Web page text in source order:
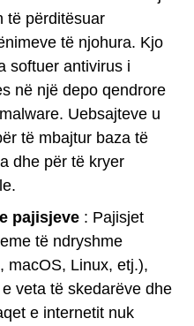
të përditësuar
të njohura. Kjo
softuer antivirus i
në një depo qendrore
Uebsajteve u
të mbajtur baza të
dhe për të kryer
pajisjeve : Pajisjet
të ndryshme
macOS, Linux, etj.),
veta të skedarëve dhe
e internetit nuk